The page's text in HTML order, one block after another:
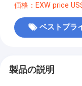
価格：EXW price
ベストプラ
製品の説明